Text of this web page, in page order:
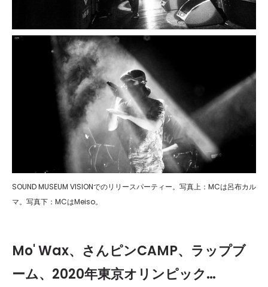
SOUND MUSEUM VISIONでのリリースパーティー。写真上：MCは呂布カル
マ。写真下：MCはMeiso。
Mo' Wax、さんピンCAMP、ラップブ
ーム、 2020年東京オリンピック…